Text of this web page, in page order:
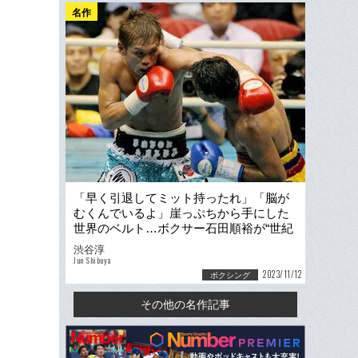
名作
「早く引退してミット持ったれ」「脳が
むくんでいるよ」崖っぷちから手にした
世界のベルト…ボクサー石田順裕が“世紀
の番狂わせ”の主役になるまで
渋谷淳
Jun Shibuya
ボクシング 2023/11/12
その他の名作記事